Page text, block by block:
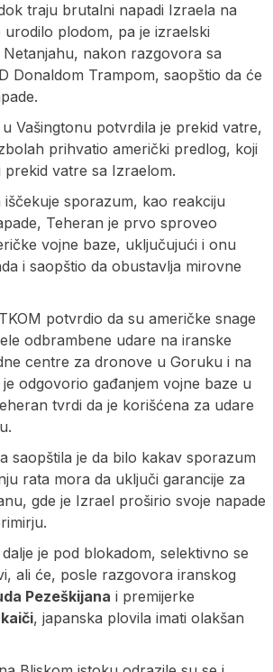
traju brutalni napadi Izraela na
urodilo plodom, pa je izraelski
Netanjahu, nakon razgovora sa
Donaldom Trampom, saopštio da će
Vašingtonu potvrdila je prekid vatre,
prihvatio američki predlog, koji
prekid vatre sa Izraelom.
iščekuje sporazum, kao reakciju
Teheran je prvo sproveo
vojne baze, uključujući i onu
i saopštio da obustavlja mirovne
potvrdio da su američke snage
odbrambene udare na iranske
centre za dronove u Goruku i na
odgovorio gađanjem vojne baze u
tvrdi da je korišćena za udare
saopštila je da bilo kakav sporazum
rata mora da uključi garancije za
gde je Izrael proširio svoje napade
je pod blokadom, selektivno se
ali će, posle razgovora iranskog
Pezeškijana i premijerke
, japanska plovila imati olakšan